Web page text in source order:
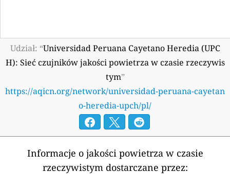
Udział: “Universidad Peruana Cayetano Heredia (UPC
H): Sieć czujników jakości powietrza w czasie rzeczywis
tym”
https://aqicn.org/network/universidad-peruana-cayetan
o-heredia-upch/pl/
Informacje o jakości powietrza w czasie
rzeczywistym dostarczane przez: